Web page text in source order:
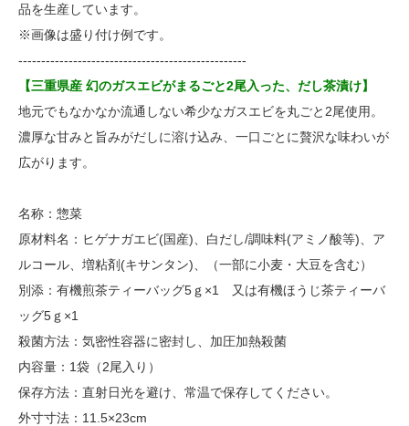
品を生産しています。
※画像は盛り付け例です。
--------------------------------------------------
【三重県産 幻のガスエビがまるごと2尾入った、だし茶漬け】
地元でもなかなか流通しない希少なガスエビを丸ごと2尾使用。
濃厚な甘みと旨みがだしに溶け込み、一口ごとに贅沢な味わいが
広がります。
名称：惣菜
原材料名：ヒゲナガエビ(国産)、白だし/調味料(アミノ酸等)、ア
ルコール、増粘剤(キサンタン)、（一部に小麦・大豆を含む）
別添：有機煎茶ティーバッグ5ｇ×1 又は有機ほうじ茶ティーバ
ッグ5ｇ×1
殺菌方法：気密性容器に密封し、加圧加熱殺菌
内容量：1袋（2尾入り）
保存方法：直射日光を避け、常温で保存してください。
外寸寸法：11.5×23cm